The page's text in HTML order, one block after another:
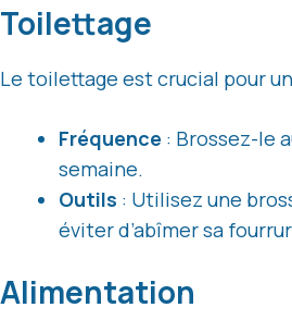
Toilettage
Le toilettage est crucial pour
Fréquence : Brossez-le
semaine.
Outils : Utilisez une
éviter d’abîmer sa
Alimentation